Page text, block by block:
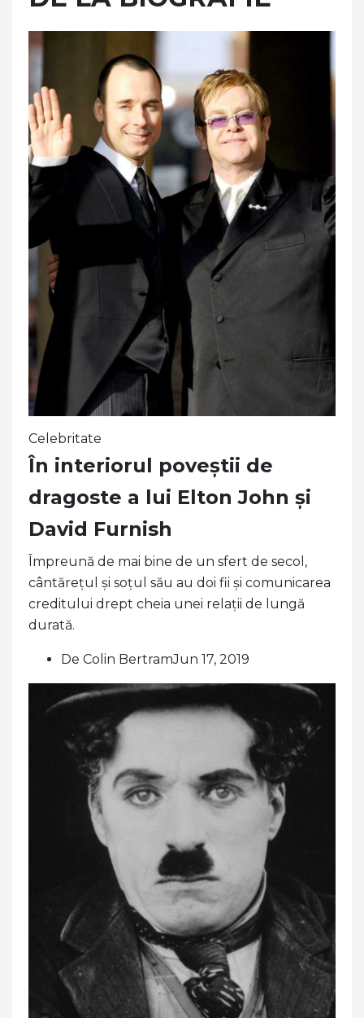
Celebritate
În interiorul poveștii de
dragoste a lui Elton John și
David Furnish
Împreună de mai bine de un sfert de secol,
cântărețul și soțul său au doi fii și comunicarea
creditului drept cheia unei relații de lungă
durată.
De Colin BertramJun 17, 2019